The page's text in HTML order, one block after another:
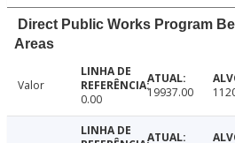
Direct Public Works Program
Areas
Valor
0.00
19937.00